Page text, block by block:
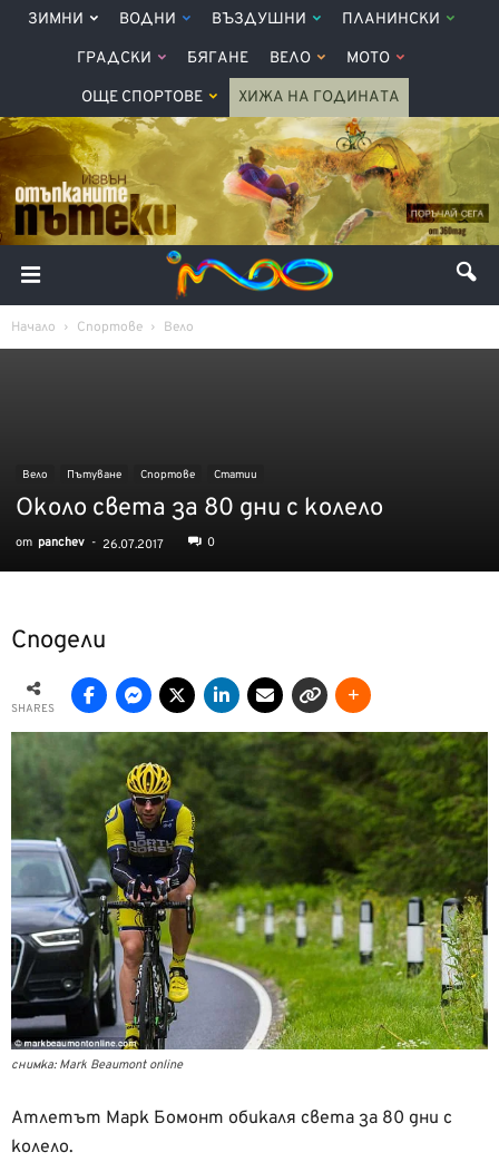
ЗИМНИ ВОДНИ ВЪЗДУШНИ ПЛАНИНСКИ
ГРАДСКИ БЯГАНЕ ВЕЛО МОТО
ОЩЕ СПОРТОВЕ ХИЖА НА ГОДИНАТА
Начало Спортове Вело
Вело Пътуване Спортове Статии
Около света за 80 дни с колело
от panchev - 26.07.2017 0
Сподели
SHARES
снимка: Mark Beaumont online
Атлетът Марк Бомонт обикаля света за 80 дни с
колело.